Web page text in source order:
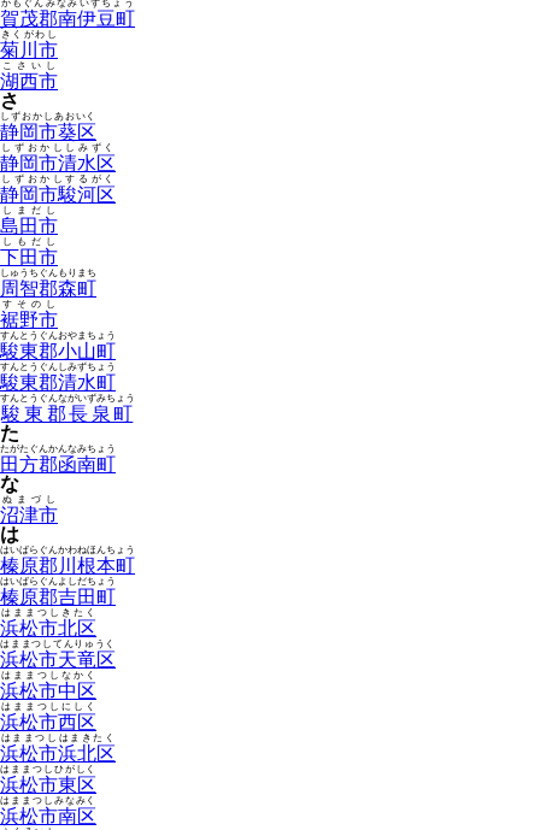
賀茂郡南伊豆町
かもぐんみなみいずちょう
菊川市
きくがわし
湖西市
こさいし
さ
静岡市葵区
しずおかしあおいく
静岡市清水区
しずおかししみずく
静岡市駿河区
しずおかしするがく
島田市
しまだし
下田市
しもだし
周智郡森町
しゅうちぐんもりまち
裾野市
すそのし
駿東郡小山町
すんとうぐんおやまちょう
駿東郡清水町
すんとうぐんしみずちょう
駿東郡長泉町
すんとうぐんながいずみちょう
た
田方郡函南町
たがたぐんかんなみちょう
な
沼津市
ぬまづし
は
榛原郡川根本町
はいばらぐんかわねほんちょう
榛原郡吉田町
はいばらぐんよしだちょう
浜松市北区
はままつしきたく
浜松市天竜区
はままつしてんりゅうく
浜松市中区
はままつしなかく
浜松市西区
はままつしにしく
浜松市浜北区
はままつしはまきたく
浜松市東区
はままつしひがしく
浜松市南区
はままつしみなみく